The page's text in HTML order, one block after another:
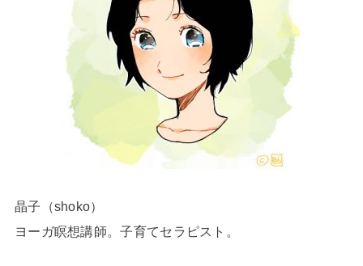
晶子（shoko）
ヨーガ瞑想講師。子育てセラピスト。